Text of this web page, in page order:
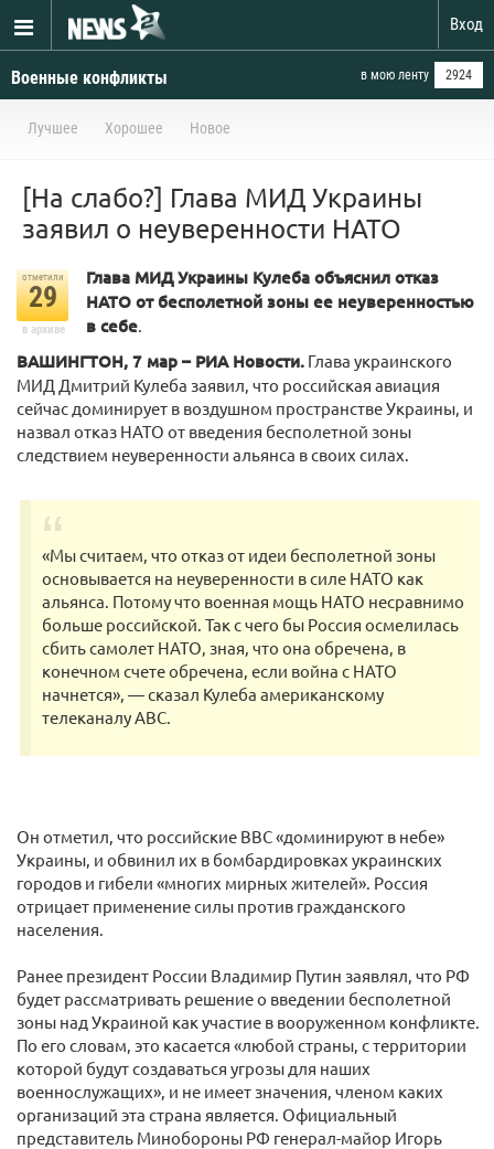
Вход
Военные конфликты в мою ленту 2924
Лучшее Хорошее Новое
[На слабо?] Глава МИД Украины
заявил о неуверенности НАТО
отметили
29
в архиве
Глава МИД Украины Кулеба объяснил отказ
НАТО от бесполетной зоны ее неуверенностью
в себе.
ВАШИНГТОН, 7 мар – РИА Новости. Глава украинского
МИД Дмитрий Кулеба заявил, что российская авиация
сейчас доминирует в воздушном пространстве Украины, и
назвал отказ НАТО от введения бесполетной зоны
следствием неуверенности альянса в своих силах.
«Мы считаем, что отказ от идеи бесполетной зоны
основывается на неуверенности в силе НАТО как
альянса. Потому что военная мощь НАТО несравнимо
больше российской. Так с чего бы Россия осмелилась
сбить самолет НАТО, зная, что она обречена, в
конечном счете обречена, если война с НАТО
начнется», — сказал Кулеба американскому
телеканалу ABC.
Он отметил, что российские ВВС «доминируют в небе»
Украины, и обвинил их в бомбардировках украинских
городов и гибели «многих мирных жителей». Россия
отрицает применение силы против гражданского
населения.
Ранее президент России Владимир Путин заявлял, что РФ
будет рассматривать решение о введении бесполетной
зоны над Украиной как участие в вооруженном конфликте.
По его словам, это касается «любой страны, с территории
которой будут создаваться угрозы для наших
военнослужащих», и не имеет значения, членом каких
организаций эта страна является. Официальный
представитель Минобороны РФ генерал-майор Игорь